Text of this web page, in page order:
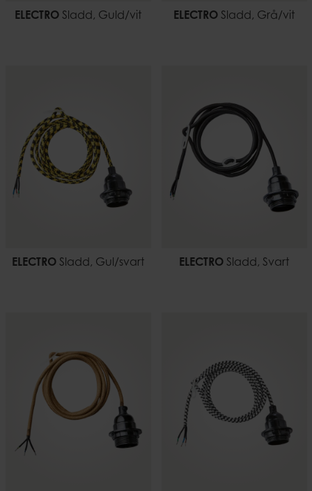
ELECTRO Sladd, Guld/vit ELECTRO Sladd, Grå/vit
ELECTRO Sladd, Gul/svart ELECTRO Sladd, Svart